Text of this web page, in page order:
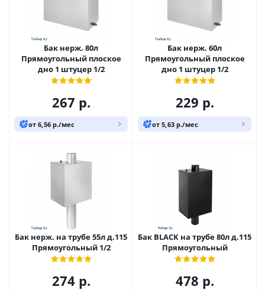
Бак нерж. 80л
Прямоугольный плоское
дно 1 штуцер 1/2
267 р.
от 6,56 р./мес
Бак нерж. 60л
Прямоугольный плоское
дно 1 штуцер 1/2
229 р.
от 5,63 р./мес
Бак нерж. на трубе 55л д.115
Прямоугольный 1/2
274р.
Бак BLACK на трубе 80л д.115
Прямоугольный
478 р.